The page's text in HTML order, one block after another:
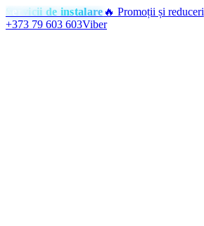
Servicii de instalare 🔥 Promoții și reduceri
+373 79 603 603Viber